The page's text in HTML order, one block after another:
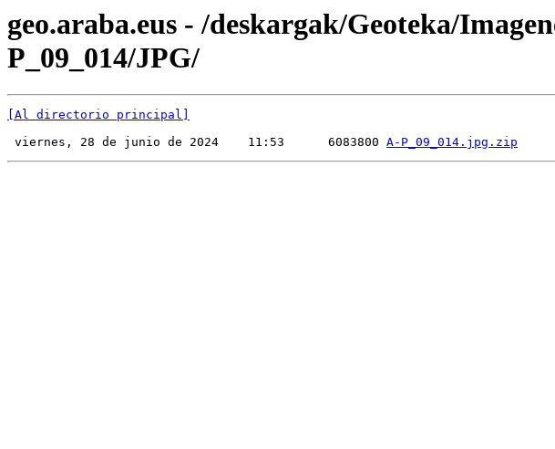
geo.araba.eus - /deskargak/Geoteka/
P_09_014/JPG/
[Al directorio principal]
viernes, 28 de junio de 2024    11:53      6083800 A-P_09_014.jpg.zip